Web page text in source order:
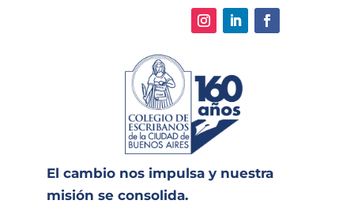
El cambio nos impulsa y nuestra
misión se consolida.